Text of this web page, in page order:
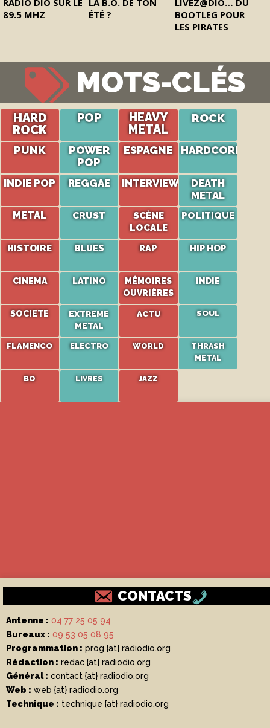
RADIO DIO SUR LE
89.5 MHZ
LA B.O. DE TON
ÉTÉ ?
LIVEZ@DIO… DU
BOOTLEG POUR
LES PIRATES
MOTS-CLÉS
HARD
ROCK
POP
HEAVY
METAL
ROCK
PUNK
POWER
POP
ESPAGNE HARDCORE
INDIE POP REGGAE INTERVIEW
DEATH
METAL
METAL CRUST
SCÈNE
LOCALE
POLITIQUE
HISTOIRE BLUES RAP HIP HOP
CINEMA LATINO
MÉMOIRES
OUVRIÈRES
INDIE
SOCIETE
EXTREME
METAL
ACTU SOUL
FLAMENCO ELECTRO WORLD
THRASH
METAL
BO LIVRES JAZZ
CONTACTS
Antenne : 04 77 25 05 94
Bureaux : 09 53 05 08 95
Programmation : prog {at} radiodio.org
Rédaction : redac {at} radiodio.org
Général : contact {at} radiodio.org
Web : web {at} radiodio.org
Technique : technique {at} radiodio.org